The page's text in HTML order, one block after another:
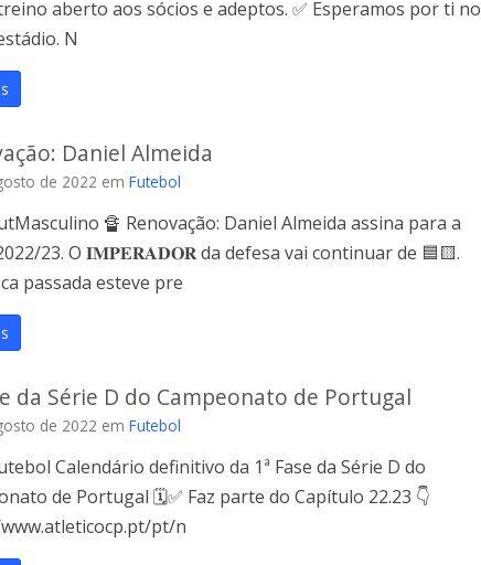
aberto aos sócios e adeptos. ✅ Esperamos por ti no
N
Daniel Almeida
de 2022 em Futebol
🔏 Renovação: Daniel Almeida assina para a
23. O 𝐈𝐌𝐏𝐄𝐑𝐀𝐃𝐎𝐑 da defesa vai continuar de 🟦🟨.
passada esteve pre
da Série D do Campeonato de Portugal
de 2022 em Futebol
Calendário definitivo da 1ª Fase da Série D do
de Portugal 🗓✅ Faz parte do Capítulo 22.23 👇
pt/n